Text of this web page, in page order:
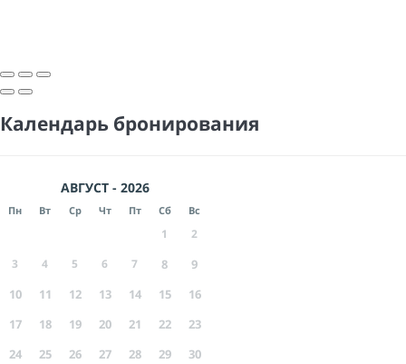
Календарь бронирования
АВГУСТ - 2026
Пн Вт Ср Чт Пт Сб Вс
1
2
3
4 5 6 7 8
9
10
11 12 13 14 15
16
17
18 19 20 21 22
23
24
25 26 27 28 29
30